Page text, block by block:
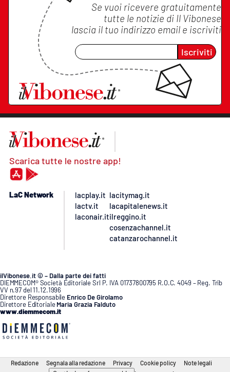
Se vuoi ricevere gratuitamente
tutte le notizie di Il Vibonese
lascia il tuo indirizzo email e iscriviti
Iscriviti
Scarica tutte le nostre app!
LaC Network
lacplay.it
lactv.it
laconair.it
lacitymag.it
lacapitalenews.it
ilreggino.it
cosenzachannel.it
catanzarochannel.it
ilVibonese.it © – Dalla parte dei fatti
DIEMMECOM® Società Editoriale Srl P. IVA 01737800795 R.O.C. 4049 – Reg. Trib
VV n.97 del 11.12.1996
Direttore Responsabile Enrico De Girolamo
Direttore Editoriale Maria Grazia Falduto
www.diemmecom.it
Redazione Segnala alla redazione Privacy Cookie policy Note legali